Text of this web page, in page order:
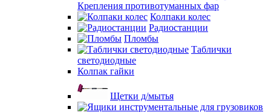
Крепления противотуманных фар
Колпаки колес
Радиостанции
Пломбы
Таблички
светодиодные
Колпак гайки
Щетки д/мытья